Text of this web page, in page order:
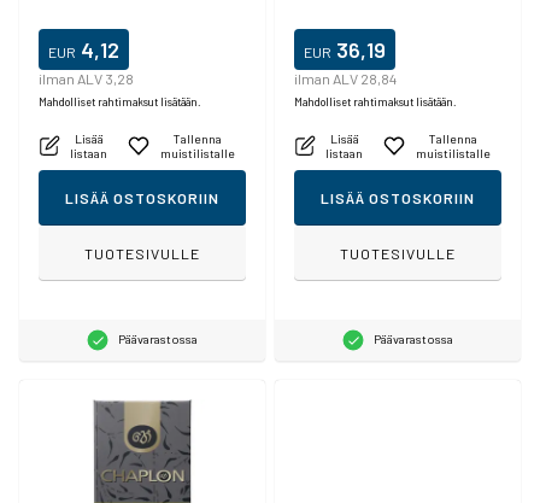
EUR 4,12
ilman ALV 3,28
Mahdolliset rahtimaksut lisätään.
Lisää
listaan
Tallenna
muistilistalle
LISÄÄ OSTOSKORIIN
TUOTESIVULLE
Päävarastossa
EUR 36,19
ilman ALV 28,84
Mahdolliset rahtimaksut lisätään.
Lisää
listaan
Tallenna
muistilistalle
LISÄÄ OSTOSKORIIN
TUOTESIVULLE
Päävarastossa